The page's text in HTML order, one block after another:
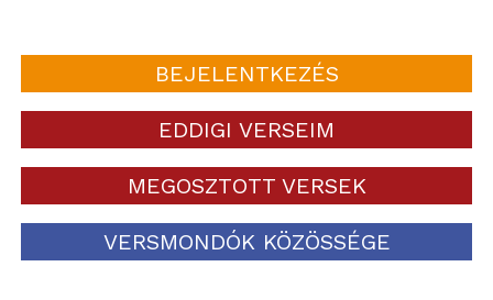
BEJELENTKEZÉS
EDDIGI VERSEIM
MEGOSZTOTT VERSEK
VERSMONDÓK KÖZÖSSÉGE